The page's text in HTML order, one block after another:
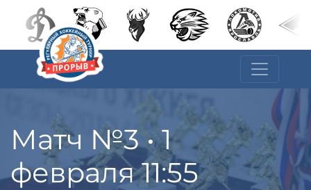
Матч №3 • 1
февраля 11:55